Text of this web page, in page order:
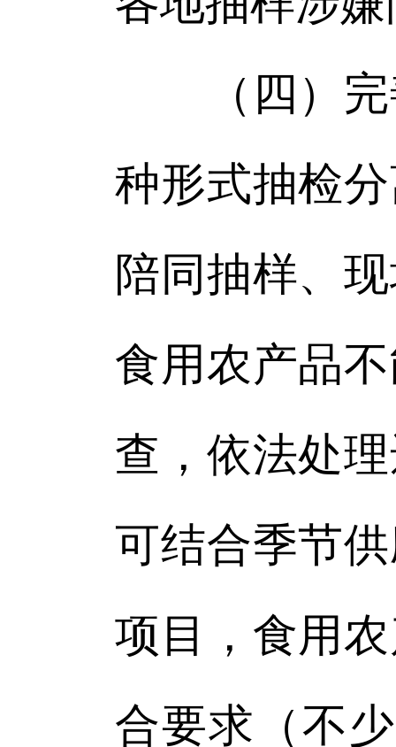
（四）完
种形式抽检
陪同抽样、
食用农产品
查，依法处
可结合季节
项目，食用
合要求（不